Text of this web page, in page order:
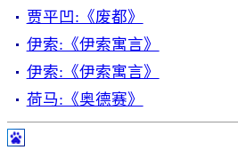
贾平凹:《废都》
伊索:《伊索寓言》
伊索:《伊索寓言》
荷马:《奥德赛》